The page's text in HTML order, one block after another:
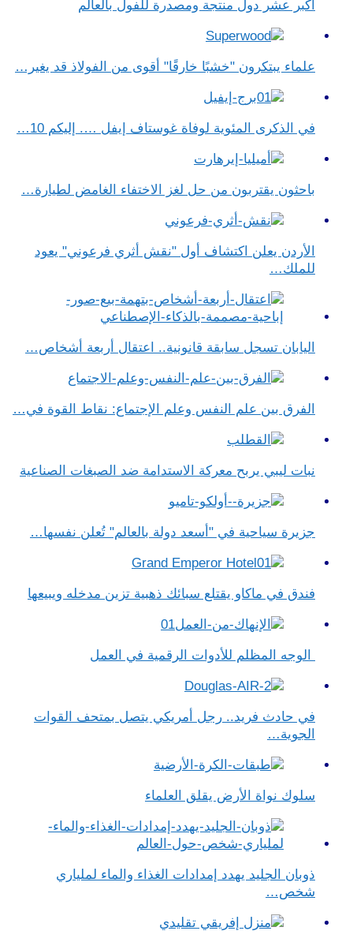
أكبر عشر دول منتجة ومصدرة للفول بالعالم
علماء يبتكرون "خشبًا خارقًا" أقوى من الفولاذ قد يغير…
في الذكرى المئوية لوفاة غوستاف إيفل …. إليكم 10…
باحثون يقتربون من حل لغز الاختفاء الغامض لطيارة…
الأردن يعلن اكتشاف أول "نقش أثري فرعوني" يعود
للملك…
اليابان تسجل سابقة قانونية.. اعتقال أربعة أشخاص…
الفرق بين علم النفس وعلم الإجتماع​: نقاط القوة في…
نبات ليبي يربح معركة الاستدامة ضد الصبغات الصناعية
جزيرة سياحية في "أسعد دولة بالعالم" تُعلن نفسها…
فندق في ماكاو يقتلع سبائك ذهبية تزين مدخله ويبيعها
الوجه المظلم للأدوات الرقمية في العمل
في حادث فريد.. رجل أمريكي يتصل بمتحف القوات
الجوية…
سلوك نواة الأرض يقلق العلماء
ذوبان الجليد يهدد إمدادات الغذاء والماء لملياري
شخص…